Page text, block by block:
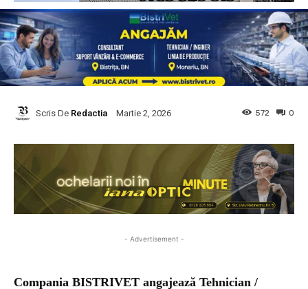
Scris De Redactia Martie 2, 2026 0
572
- Advertisement -
Compania BISTRIVET angajează Tehnician /